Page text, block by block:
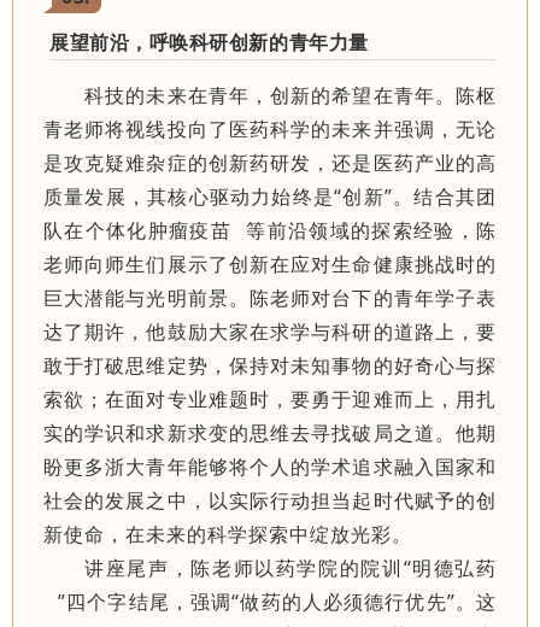
展望前沿，呼唤科研创新的青年力量
科技的未来在青年，创新的希望在青年。陈枢
青老师将视线投向了医药科学的未来并强调，无论
是攻克疑难杂症的创新药研发，还是医药产业的高
质量发展，其核心驱动力始终是“创新”。结合其团
队在个体化肿瘤疫苗 等前沿领域的探索经验，陈
老师向师生们展示了创新在应对生命健康挑战时的
巨大潜能与光明前景。陈老师对台下的青年学子表
达了期许，他鼓励大家在求学与科研的道路上，要
敢于打破思维定势，保持对未知事物的好奇心与探
索欲；在面对专业难题时，要勇于迎难而上，用扎
实的学识和求新求变的思维去寻找破局之道。他期
盼更多浙大青年能够将个人的学术追求融入国家和
社会的发展之中，以实际行动担当起时代赋予的创
新使命，在未来的科学探索中绽放光彩。
讲座尾声，陈老师以药学院的院训“明德弘药
”四个字结尾，强调“做药的人必须德行优先”。这